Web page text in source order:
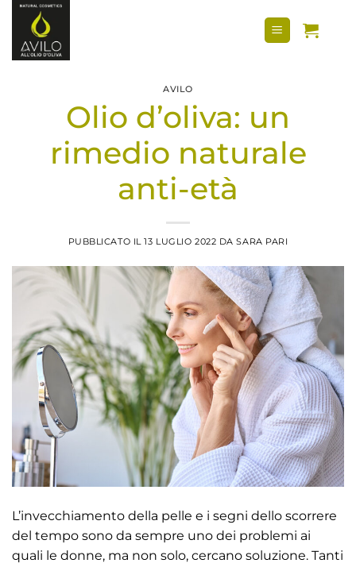
contenuto
Salta
contenuti
AVILO
Olio d’oliva: un
rimedio naturale
anti-età
PUBBLICATO IL13 LUGLIO 2022 DASARA PARI
L’invecchiamento della pelle e i segni dello scorrere
del tempo sono da sempre uno dei problemi ai
quali le donne, ma non solo, cercano soluzione. Tanti